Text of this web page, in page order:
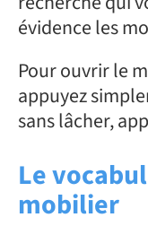
évidence les
Pour ouvrir le
appuyez
sans lâcher,
Le
mobilier